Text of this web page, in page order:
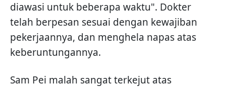
diawasi untuk beberapa waktu". Dokter
telah berpesan sesuai dengan kewajiban
pekerjaannya, dan menghela napas atas
keberuntungannya.
Sam Pei malah sangat terkejut atas